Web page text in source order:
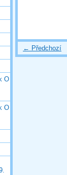
← Předchozí
O
O